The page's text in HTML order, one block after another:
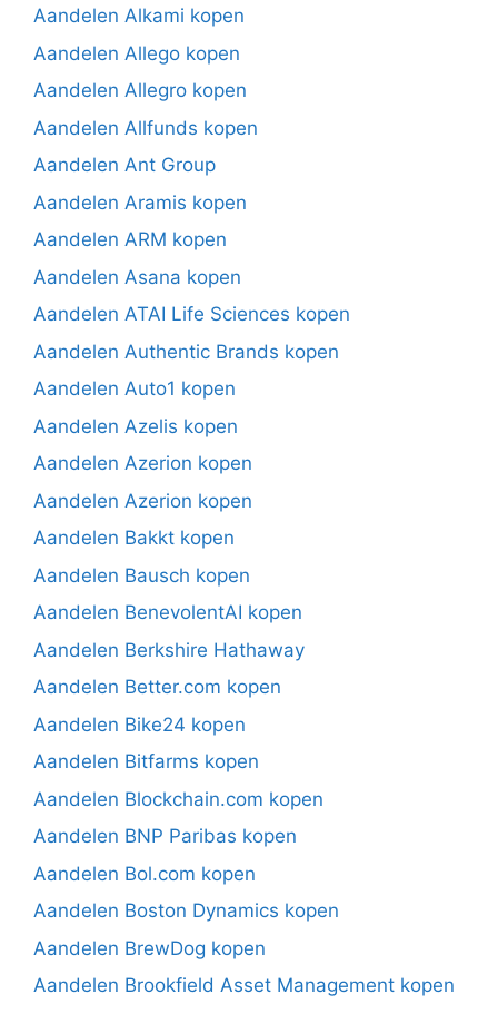
Aandelen Alkami kopen
Aandelen Allego kopen
Aandelen Allegro kopen
Aandelen Allfunds kopen
Aandelen Ant Group
Aandelen Aramis kopen
Aandelen ARM kopen
Aandelen Asana kopen
Aandelen ATAI Life Sciences kopen
Aandelen Authentic Brands kopen
Aandelen Auto1 kopen
Aandelen Azelis kopen
Aandelen Azerion kopen
Aandelen Azerion kopen
Aandelen Bakkt kopen
Aandelen Bausch kopen
Aandelen BenevolentAI kopen
Aandelen Berkshire Hathaway
Aandelen Better.com kopen
Aandelen Bike24 kopen
Aandelen Bitfarms kopen
Aandelen Blockchain.com kopen
Aandelen BNP Paribas kopen
Aandelen Bol.com kopen
Aandelen Boston Dynamics kopen
Aandelen BrewDog kopen
Aandelen Brookfield Asset Management kopen